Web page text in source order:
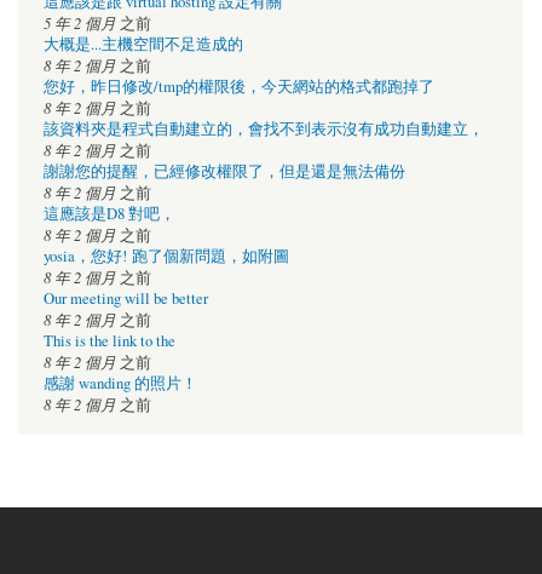
5 年 2 個月 之前
大概是...主機空間不足造成的
8 年 2 個月 之前
您好，昨日修改/tmp的權限後，今天網站的格式都跑掉了
8 年 2 個月 之前
該資料夾是程式自動建立的，會找不到表示沒有成功自動建立，
8 年 2 個月 之前
謝謝您的提醒，已經修改權限了，但是還是無法備份
8 年 2 個月 之前
這應該是D8 對吧，
8 年 2 個月 之前
yosia，您好! 跑了個新問題，如附圖
8 年 2 個月 之前
Our meeting will be better
8 年 2 個月 之前
This is the link to the
8 年 2 個月 之前
感謝 wanding 的照片！
8 年 2 個月 之前